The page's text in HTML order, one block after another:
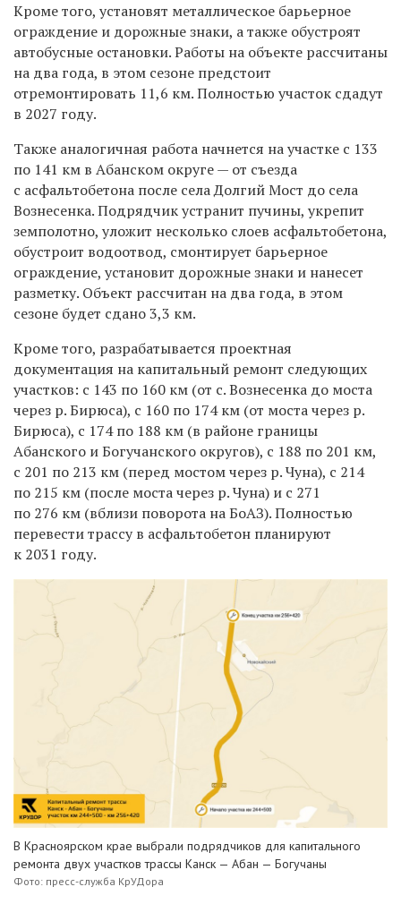
Кроме того, установят металлическое барьерное
ограждение и дорожные знаки, а также обустроят
автобусные остановки. Работы на объекте рассчитаны
на два года, в этом сезоне предстоит
отремонтировать 11,6 км. Полностью участок сдадут
в 2027 году.
Также аналогичная работа начнется на участке с 133
по 141 км в Абанском округе — от съезда
с асфальтобетона после села Долгий Мост до села
Вознесенка. Подрядчик устранит пучины, укрепит
земполотно, уложит несколько слоев асфальтобетона,
обустроит водоотвод, смонтирует барьерное
ограждение, установит дорожные знаки и нанесет
разметку. Объект рассчитан на два года, в этом
сезоне будет сдано 3,3 км.
Кроме того, разрабатывается проектная
документация на капитальный ремонт следующих
участков: с 143 по 160 км (от с. Вознесенка до моста
через р. Бирюса), с 160 по 174 км (от моста через р.
Бирюса), с 174 по 188 км (в районе границы
Абанского и Богучанского округов), с 188 по 201 км,
с 201 по 213 км (перед мостом через р. Чуна), с 214
по 215 км (после моста через р. Чуна) и с 271
по 276 км (вблизи поворота на БоАЗ). Полностью
перевести трассу в асфальтобетон планируют
к 2031 году.
В Красноярском крае выбрали подрядчиков для капитального
ремонта двух участков трассы Канск — Абан — Богучаны
Фото: пресс-служба КрУДора